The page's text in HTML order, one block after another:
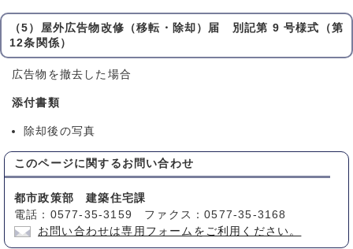
（5）屋外広告物改修（移転・除却）届 別記第 9 号様式（第
12条関係）
広告物を撤去した場合
添付書類
除却後の写真
このページに関する お問い合わせ
都市政策部 建築住宅課
電話：0577-35-3159 ファクス：0577-35-3168
お問い合わせは専用フォームをご利用ください。